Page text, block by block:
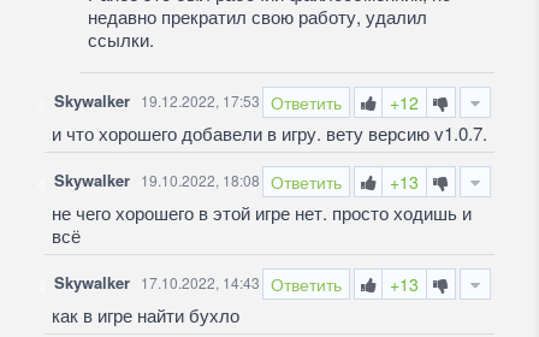
недавно прекратил свою работу, удалил
ссылки.
Ответить +12
Skywalker 19.12.2022, 17:53
и что хорошего добавели в игру. вету версию v1.0.7.
Ответить +13
Skywalker 19.10.2022, 18:08
не чего хорошего в этой игре нет. просто ходишь и
всё
Ответить +13
Skywalker 17.10.2022, 14:43
как в игре найти бухло